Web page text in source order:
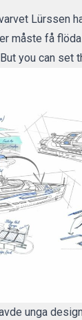
Lürssen
måste få flöda
you can set
unga